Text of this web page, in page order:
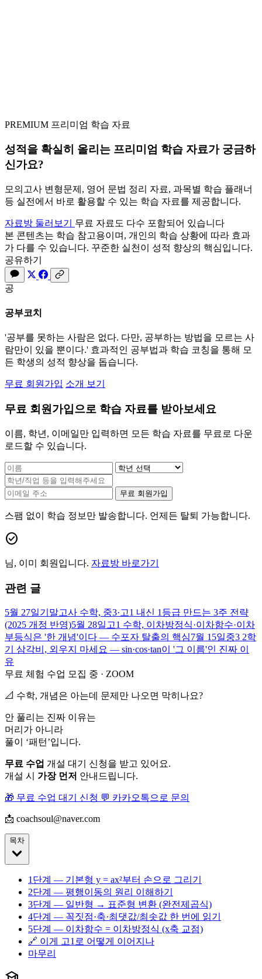
PREMIUM 프리미엄 학습 자료
성적을 확실히 올리는 프리미엄 학습 자료가 궁금하
신가요?
모의고사 변형문제, 영어 문법 정리 자료, 과목별 학습 플래너
등 실전에서 바로 활용할 수 있는 학습 자료를 제공합니다.
자료방 둘러보기 무료 자료도 다수 포함되어 있습니다
본 콘텐츠는 학습 참고용이며, 개인의 학습 상황에 따라 효과
가 다를 수 있습니다. 꾸준한 실천이 성적 향상의 핵심입니다.
공유하기
공
공부코치
'공부를 못하는 사람은 없다. 다만, 공부하는 방법을 모르는 사
람만이 있을 뿐이다.' 효과적인 공부법과 학습 코칭을 통해 모
든 학생의 성적 향상을 돕습니다.
무료 회원가입 소개 보기
무료 회원가입으로 학습 자료를 받아보세요
이름, 학년, 이메일만 입력하면 모든 학습 자료를 무료로 다운
로드할 수 있습니다.
무료 회원가입
스팸 없이 학습 정보만 발송합니다. 언제든 탈퇴 가능합니다.
check_circle
님, 이미 회원입니다. 자료방 바로가기
관련 글
5월 27일기말고사 수학, 중3·고1 내신 1등급 만드는 3주 전략
(2025 개정 반영)5월 28일 고1 수학, 이차방정식·이차함수·이차
부등식은 '한 개념'이다 — 수포자 탈출의 핵심7월 15일중3 2학
기 삼각비, 외우지 마세요 — sin·cos·tan이 '그 이름'인 진짜 이
유
무료 체험 수업 모집 중 · ZOOM
📐 수학, 개념은 아는데 문제만 나오면 막히나요?
안 풀리는 진짜 이유는
머리가 아니라
풀이 ‘패턴’입니다.
무료 수업 개설 대기 신청을 받고 있어요.
개설 시 가장 먼저 안내드립니다.
🎁 무료 수업 대기 신청 💬 카카오톡으로 문의
📩 coachsoul@naver.com
목차
1단계 — 기본형 y = ax²부터 손으로 그리기
2단계 — 평행이동의 원리 이해하기
3단계 — 일반형 → 표준형 변환 (완전제곱식)
4단계 — 꼭짓점·축·최댓값/최솟값 한 번에 읽기
5단계 — 이차함수 = 이차방정식 (x축 교점)
🔗 이게 고1로 어떻게 이어지나
마무리